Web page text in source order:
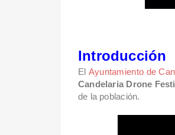
Introducción
El Ayuntamiento de
Candelaria Drone
de la población.